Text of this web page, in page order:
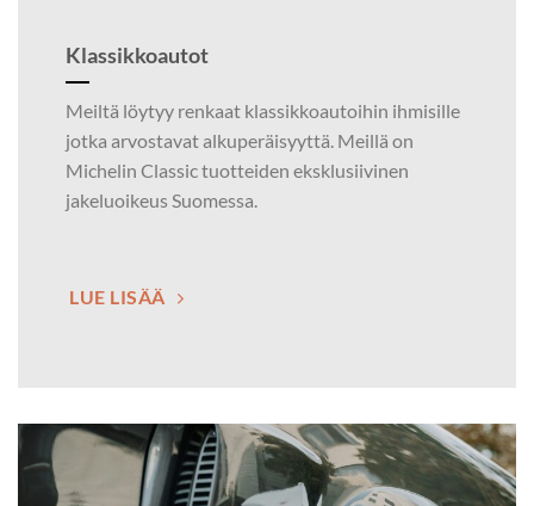
Klassikkoautot
Meiltä löytyy renkaat klassikkoautoihin ihmisille
jotka arvostavat alkuperäisyyttä. Meillä on
Michelin Classic tuotteiden eksklusiivinen
jakeluoikeus Suomessa.
LUE LISÄÄ